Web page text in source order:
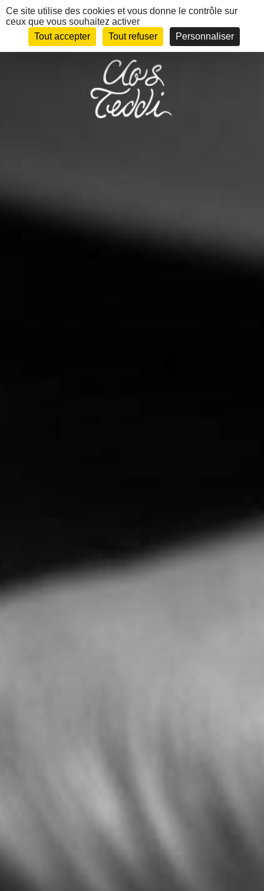
Panneau de gestion des cookies
Ce site utilise des cookies et vous donne le contrôle sur
ceux que vous souhaitez activer
Tout accepter
Tout refuser Personnaliser
MENU EN